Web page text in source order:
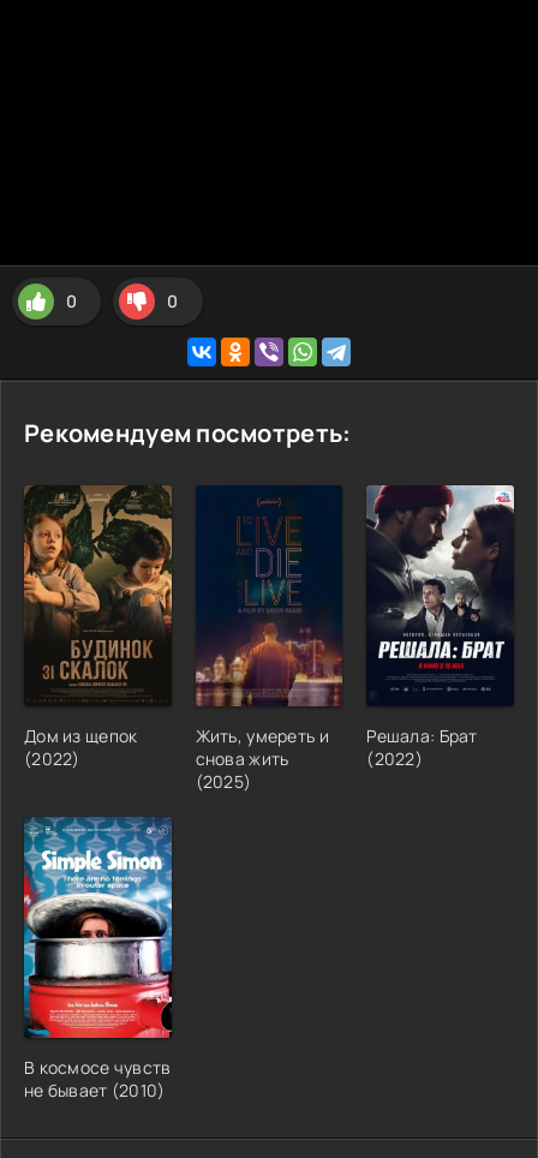
0 0
Рекомендуем посмотреть:
Дом из щепок
(2022)
Жить, умереть и
снова жить
(2025)
Решала: Брат
(2022)
В космосе чувств
не бывает (2010)